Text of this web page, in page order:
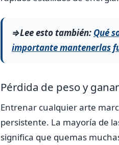
⇒Lee esto también: Qué
importante mantenerlas
Pérdida de peso y
Entrenar cualquier arte
persistente. La mayoría de
significa que quemas